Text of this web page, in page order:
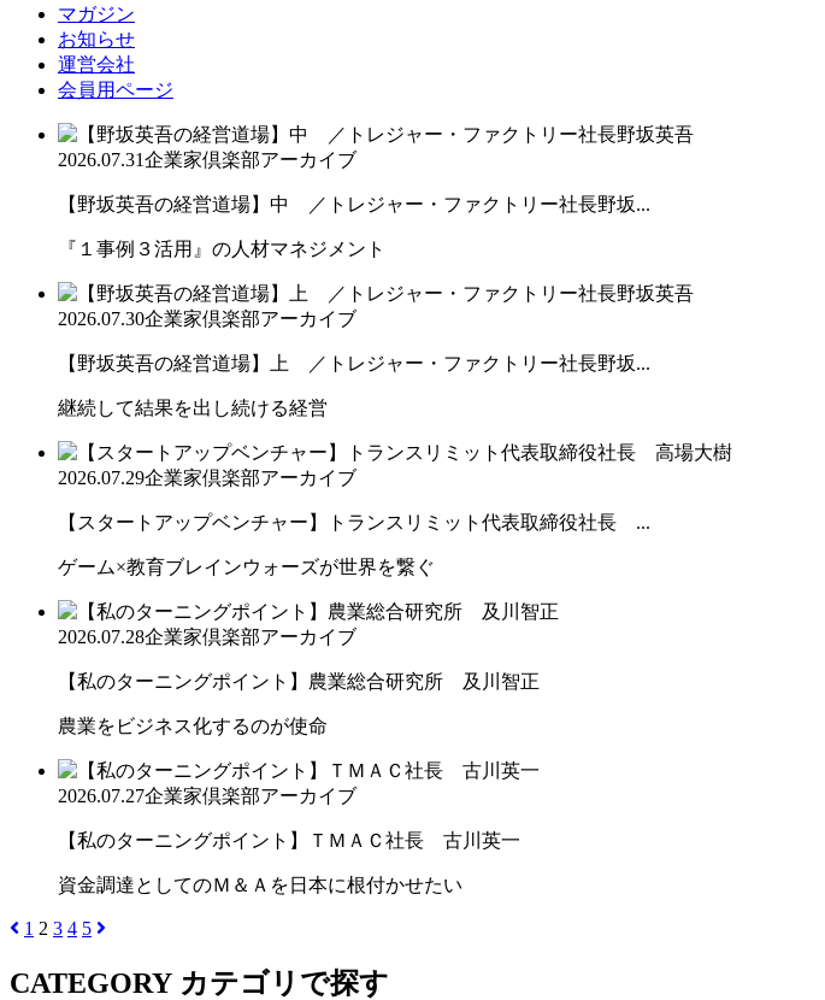
マガジン
お知らせ
運営会社
会員用ページ
2026.07.31企業家倶楽部アーカイブ
【野坂英吾の経営道場】中 ／トレジャー・ファクトリー社長野坂...
『１事例３活用』の人材マネジメント
2026.07.30企業家倶楽部アーカイブ
【野坂英吾の経営道場】上 ／トレジャー・ファクトリー社長野坂...
継続して結果を出し続ける経営
2026.07.29企業家倶楽部アーカイブ
【スタートアップベンチャー】トランスリミット代表取締役社長 ...
ゲーム×教育ブレインウォーズが世界を繋ぐ
2026.07.28企業家倶楽部アーカイブ
【私のターニングポイント】農業総合研究所 及川智正
農業をビジネス化するのが使命
2026.07.27企業家倶楽部アーカイブ
【私のターニングポイント】ＴＭＡＣ社長 古川英一
資金調達としてのＭ＆Ａを日本に根付かせたい
1 2 3 4 5
CATEGORY カテゴリで探す